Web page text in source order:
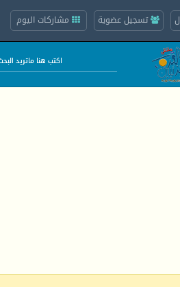
تسجيل عضوية مشاركات اليوم